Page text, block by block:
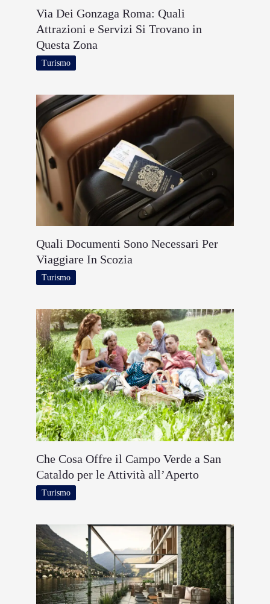
Via Dei Gonzaga Roma: Quali
Attrazioni e Servizi Si Trovano in
Questa Zona
Turismo
Quali Documenti Sono Necessari Per
Viaggiare In Scozia
Turismo
Che Cosa Offre il Campo Verde a San
Cataldo per le Attività all’Aperto
Turismo